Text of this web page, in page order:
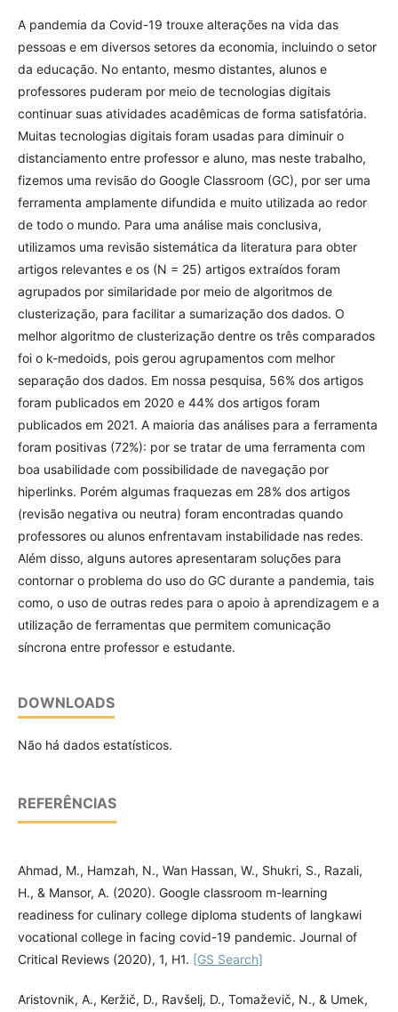
A pandemia da Covid-19 trouxe alterações na vida das
pessoas e em diversos setores da economia, incluindo o setor
da educação. No entanto, mesmo distantes, alunos e
professores puderam por meio de tecnologias digitais
continuar suas atividades acadêmicas de forma satisfatória.
Muitas tecnologias digitais foram usadas para diminuir o
distanciamento entre professor e aluno, mas neste trabalho,
fizemos uma revisão do Google Classroom (GC), por ser uma
ferramenta amplamente difundida e muito utilizada ao redor
de todo o mundo. Para uma análise mais conclusiva,
utilizamos uma revisão sistemática da literatura para obter
artigos relevantes e os (N = 25) artigos extraídos foram
agrupados por similaridade por meio de algoritmos de
clusterização, para facilitar a sumarização dos dados. O
melhor algoritmo de clusterização dentre os três comparados
foi o k-medoids, pois gerou agrupamentos com melhor
separação dos dados. Em nossa pesquisa, 56% dos artigos
foram publicados em 2020 e 44% dos artigos foram
publicados em 2021. A maioria das análises para a ferramenta
foram positivas (72%): por se tratar de uma ferramenta com
boa usabilidade com possibilidade de navegação por
hiperlinks. Porém algumas fraquezas em 28% dos artigos
(revisão negativa ou neutra) foram encontradas quando
professores ou alunos enfrentavam instabilidade nas redes.
Além disso, alguns autores apresentaram soluções para
contornar o problema do uso do GC durante a pandemia, tais
como, o uso de outras redes para o apoio à aprendizagem e a
utilização de ferramentas que permitem comunicação
síncrona entre professor e estudante.
DOWNLOADS
Não há dados estatísticos.
REFERÊNCIAS
Ahmad, M., Hamzah, N., Wan Hassan, W., Shukri, S., Razali,
H., & Mansor, A. (2020). Google classroom m-learning
readiness for culinary college diploma students of langkawi
vocational college in facing covid-19 pandemic. Journal of
Critical Reviews (2020), 1, H1. [GS Search]
Aristovnik, A., Keržič, D., Ravšelj, D., Tomaževič, N., & Umek,